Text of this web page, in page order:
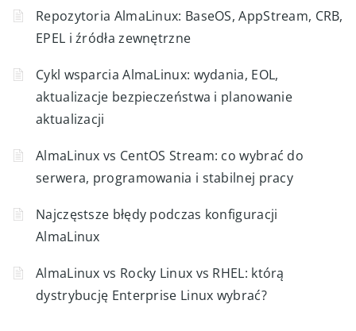
Repozytoria AlmaLinux: BaseOS, AppStream, CRB,
EPEL i źródła zewnętrzne
Cykl wsparcia AlmaLinux: wydania, EOL,
aktualizacje bezpieczeństwa i planowanie
aktualizacji
AlmaLinux vs CentOS Stream: co wybrać do
serwera, programowania i stabilnej pracy
Najczęstsze błędy podczas konfiguracji
AlmaLinux
AlmaLinux vs Rocky Linux vs RHEL: którą
dystrybucję Enterprise Linux wybrać?